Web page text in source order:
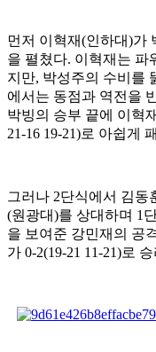
먼저 이혁재(인하대)가
을 펼쳤다. 이혁재는 파
지만, 박성주의 수비를
에서는 동점과 역전을
박빙의 승부 끝에 이혁
21-16 19-21)로 아쉽게
그러나 2단식에서 김동
(원광대)를 상대하며 1
을 보여준 강민재의 공
가 0-2(19-21 11-21)로